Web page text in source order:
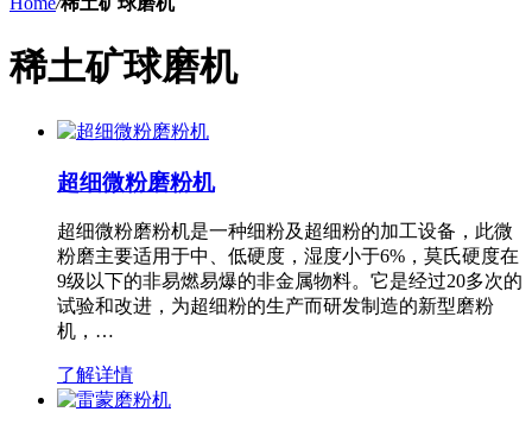
稀土矿球磨机
超细微粉磨粉机
超细微粉磨粉机是一种细粉及超细粉的加工设备，此微
粉磨主要适用于中、低硬度，湿度小于6%，莫氏硬度在
9级以下的非易燃易爆的非金属物料。它是经过20多次的
试验和改进，为超细粉的生产而研发制造的新型磨粉
机，…
了解详情